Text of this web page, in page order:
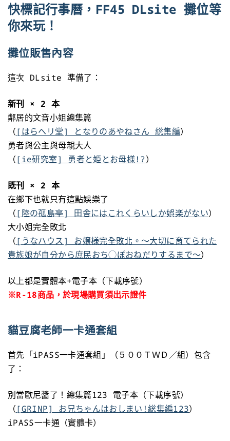
快標記行事曆，FF45 DLsite 攤位等
你來玩！
攤位販售內容
這次 DLsite 準備了：
新刊 × 2 本
鄰居的文音小姐總集篇
（[はらヘリ堂] となりのあやねさん 総集編）
勇者與公主與母親大人
（[ie研究室] 勇者と姫とお母様!?）
既刊 × 2 本
在鄉下也就只有這點娛樂了
（[陸の孤島亭] 田舎にはこれくらいしか娯楽がない）
大小姐完全敗北
（[うなハウス] お嬢様完全敗北。～大切に育てられた
貴族娘が自分から庶民おち◯ぽおねだりするまで～）
以上都是實體本+電子本（下載序號）
※R-18商品，於現場購買須出示證件
貓豆腐老師一卡通套組
首先「iPASS一卡通套組」（５００ＴＷＤ／組）包含
了：
別當歐尼醬了！總集篇123 電子本（下載序號）
（[GRINP] お兄ちゃんはおしまい!総集編123）
iPASS一卡通（實體卡）